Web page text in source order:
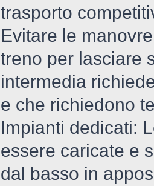
trasporto
Evitare le
treno per lasciare
intermedia
e che richiedono
Impianti dedicati:
essere caricate e
dal basso in